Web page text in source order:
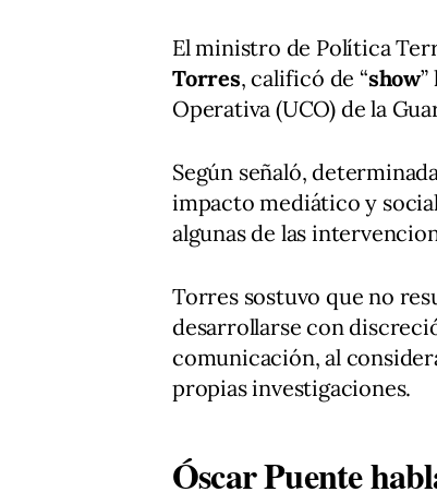
El ministro de Política
Torres, calificó de “show
Operativa (UCO) de la
Según señaló,
impacto mediático y
algunas de las
Torres sostuvo que no
desarrollarse con
comunicación, al
propias investigaciones.
Óscar Puente